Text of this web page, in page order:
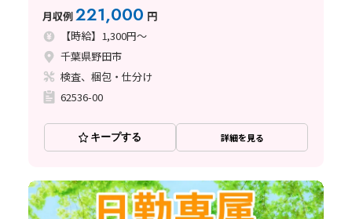
月収例221,000 円
【時給】1,300円～
千葉県野田市
検査、梱包・仕分け
62536-00
キープする 詳細を見る